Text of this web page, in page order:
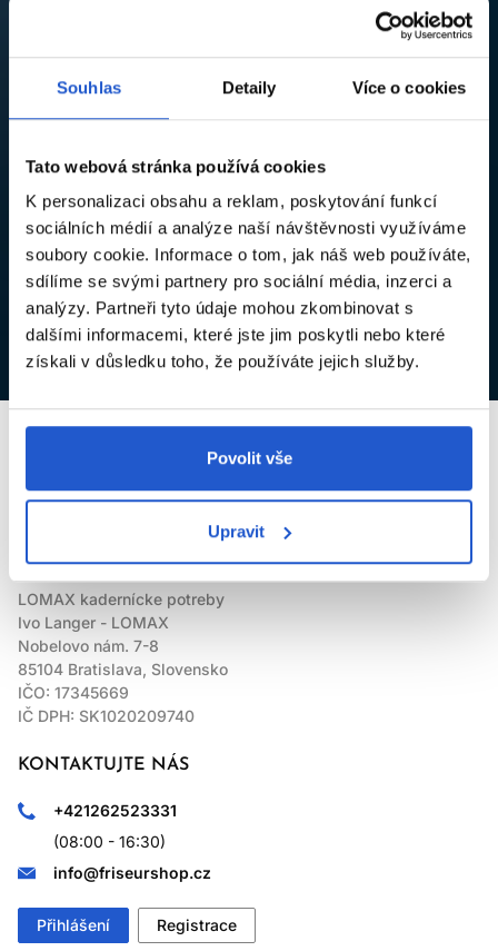
Souhlas Detaily Více o cookies
Tato webová stránka používá cookies
K personalizaci obsahu a reklam, poskytování funkcí
sociálních médií a analýze naší návštěvnosti využíváme
soubory cookie. Informace o tom, jak náš web používáte,
sdílíme se svými partnery pro sociální média, inzerci a
analýzy. Partneři tyto údaje mohou zkombinovat s
dalšími informacemi, které jste jim poskytli nebo které
získali v důsledku toho, že používáte jejich služby.
Povolit vše
Upravit
AŤ VÁM NEUJDE ŽÁDNÁ NOVINKA ANI SLEVA
Přihlaste se k odběru newsletteru a získejte kód na5% slevu,
Souhlasím sezpracováním osobních údajů za účelem
odběru newsletteru.*
Přihlásit se
LOMAX kadernícke potreby
Ivo Langer - LOMAX
Nobelovo nám. 7-8
85104 Bratislava, Slovensko
IČO: 17345669
IČ DPH: SK1020209740
KONTAKTUJTE NÁS
+421262523331
(08:00 - 16:30)
info@friseurshop.cz
Přihlášení Registrace